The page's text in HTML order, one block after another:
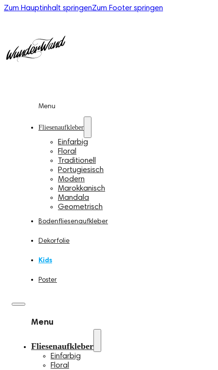
Zum Hauptinhalt springenZum Footer springen
Menu
Fliesenaufkleber
Einfarbig
Floral
Traditionell
Portugiesisch
Modern
Marokkanisch
Mandala
Geometrisch
Bodenfliesenaufkleber
Dekorfolie
Kids
Poster
Menu
Fliesenaufkleber
Einfarbig
Floral